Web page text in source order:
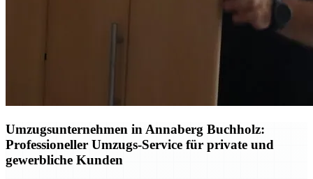
Umzugsunternehmen in Annaberg Buchholz:
Professioneller Umzugs-Service für private und
gewerbliche Kunden